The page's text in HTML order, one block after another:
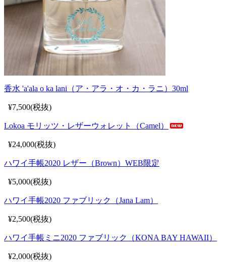
香水 'a'ala o ka lani（ア・アラ・オ・カ・ラニ）30ml
¥7,500(税抜)
Lokoa モリッツ・レザーウォレット（Camel）
¥24,000(税抜)
ハワイ手帳2020 レザー（Brown）WEB限定
¥5,000(税抜)
ハワイ手帳2020 ファブリック（Jana Lam）
¥2,500(税抜)
ハワイ手帳ミニ2020 ファブリック（KONA BAY HAWAII）
¥2,000(税抜)